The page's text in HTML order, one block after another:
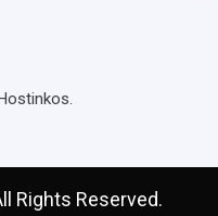
Rights Reserved.